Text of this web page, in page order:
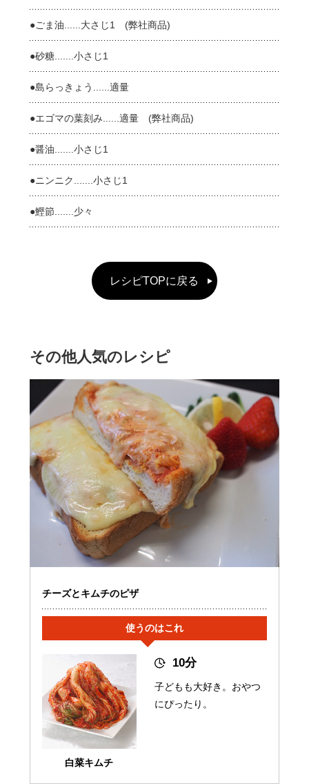
●ごま油......大さじ1 (弊社商品)
●砂糖.......小さじ1
●島らっきょう......適量
●エゴマの葉刻み......適量 (弊社商品)
●醤油.......小さじ1
●ニンニク.......小さじ1
●鰹節.......少々
レシピTOPに戻る
その他人気のレシピ
チーズとキムチのピザ
使うのはこれ
白菜キムチ
10分
子どもも大好き。おやつ
にぴったり。